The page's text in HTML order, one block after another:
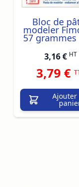
Bloc de
modeler
57 grammes
3,16 € HT
3,79 €
Ajouter